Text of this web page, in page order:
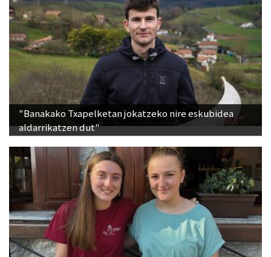
"Banakako Txapelketan jokatzeko nire eskubidea
aldarrikatzen dut"